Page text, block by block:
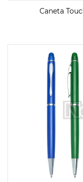
Caneta